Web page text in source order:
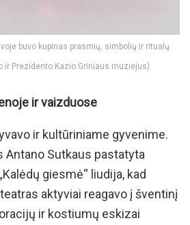
buvo kupinas prasmių, simbolių ir ritualų
ir Prezidento Kazio Griniaus muziejus)
ir vaizduose
ir kultūriniame gyvenime.
Antano Sutkaus pastatyta
giesmė“ liudija, kad
aktyviai reagavo į šventinį
ir kostiumų eskizai